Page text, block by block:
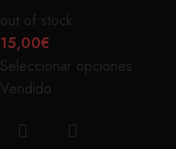
out of stock
15,00€
Seleccionar opciones
Vendido